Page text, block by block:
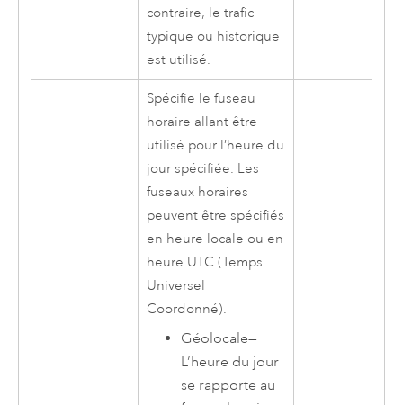
contraire, le trafic
typique ou historique
est utilisé.
Spécifie le fuseau
horaire allant être
utilisé pour l’heure du
jour spécifiée. Les
fuseaux horaires
peuvent être spécifiés
en heure locale ou en
heure UTC (Temps
Universel
Coordonné).
Géolocale—
L’heure du jour
se rapporte au